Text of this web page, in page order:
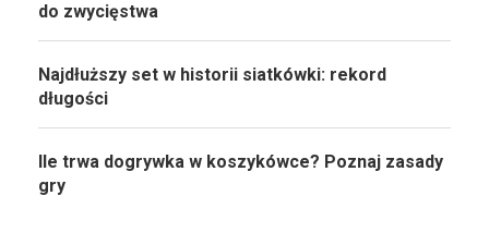
do zwycięstwa
Najdłuższy set w historii siatkówki: rekord
długości
Ile trwa dogrywka w koszykówce? Poznaj zasady
gry